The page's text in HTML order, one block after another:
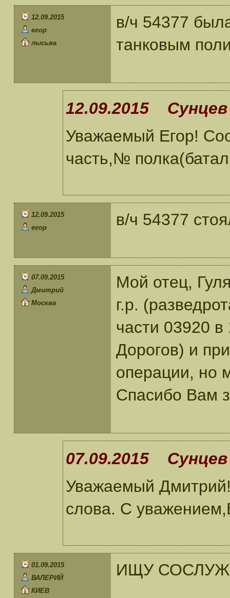
12.09.2015
егор
лысьва
в/ч 54377
танковым
12.09.2015
Уважаемый Егор!
часть,№
12.09.2015
егор
в/ч 54377
07.09.2015
Дмитрий
Москва
Мой отец,
г.р.
части 03920
Дорогов) и
операции, но
Спасибо Вам
07.09.2015
Уважаемый
слова. С
01.09.2015
ВАЛЕРИЙ
КИЕВ
ИЩУ